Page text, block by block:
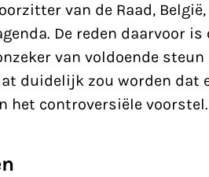
van de Raad, België,
De reden daarvoor is
van voldoende steun
duidelijk zou worden dat
het controversiële voorstel.